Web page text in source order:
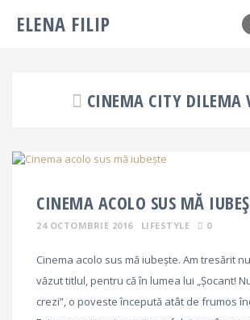
ELENA FILIP
CINEMA CITY DILEMA
CINEMA ACOLO SUS MĂ
24 OCTOMBRIE 2016 LIFESTYLE 0
Cinema acolo sus mă iubește. Am tresărit
văzut titlul, pentru că în lumea lui „Șocant!
crezi”, o poveste începută atât de frumos